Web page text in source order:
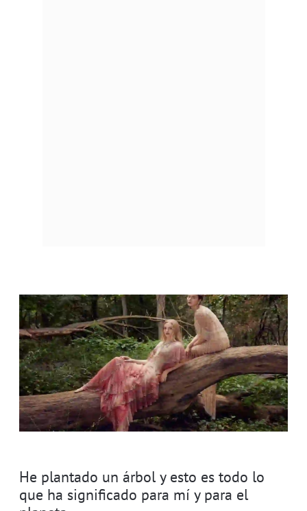
He plantado un árbol y esto es todo lo
que ha significado para mí y para el